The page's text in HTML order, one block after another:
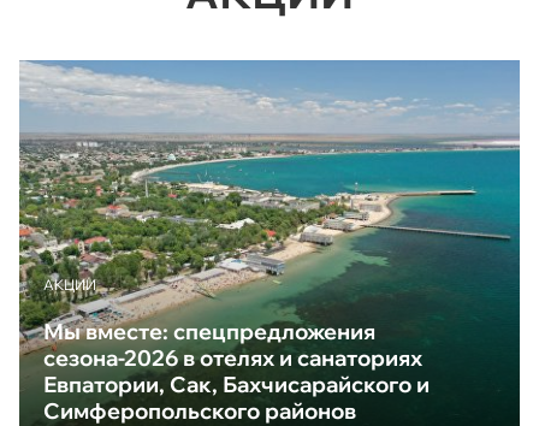
АКЦИИ
Мы вместе: спецпредложения
сезона-2026 в отелях и санаториях
Евпатории, Сак, Бахчисарайского и
Симферопольского районов